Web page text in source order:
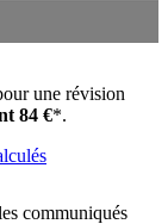
une révision
84 €*.
communiqués